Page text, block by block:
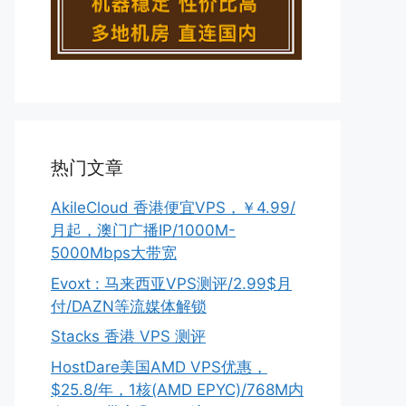
热门文章
AkileCloud 香港便宜VPS，￥4.99/
月起，澳门广播IP/1000M-
5000Mbps大带宽
Evoxt : 马来西亚VPS测评/2.99$月
付/DAZN等流媒体解锁
Stacks 香港 VPS 测评
HostDare美国AMD VPS优惠，
$25.8/年，1核(AMD EPYC)/768M内